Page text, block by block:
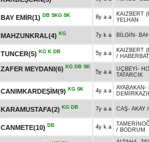
BAY EMİR(1) DB SKG SK 8y a a KAIZBERT
YELHAN
MAHZUNKRAL(4) KG 7y k a BİLGİN -
TUNCER(5) KG K DB 5y a a KAIZBERT
/
ZAFER MEYDANI(6) KG DB SK
5y a a UÇBEYİ -
TATARCIK
CANIMKARDEŞİM(9) KG SK 4y a a AYABAKAN -
KARAMUSTAFA(2) KG DB 7y a a CAŞ- AKAY /
CANMETE(10) DB 4y k a
/ BODRUM